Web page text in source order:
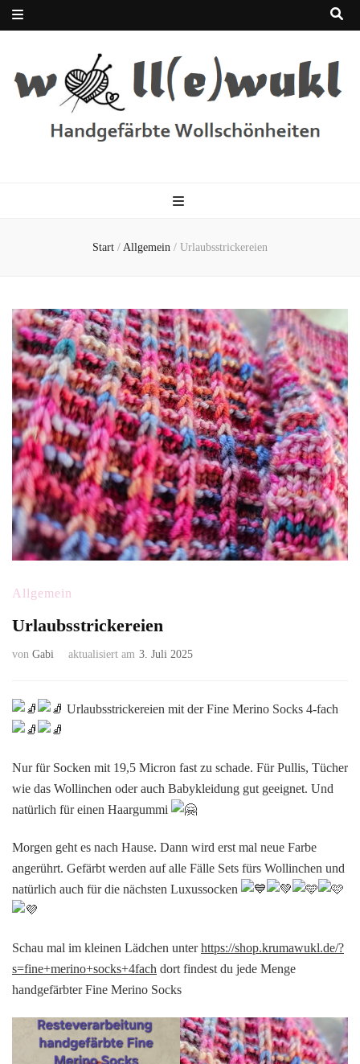
Start / Allgemein / Urlaubsstrickereien
Allgemein
Urlaubsstrickereien
von Gabi aktualisiert am 3. Juli 2025
Urlaubsstrickereien mit der Fine Merino Socks 4-fach
Nurfür Socken mit 19,5 Micron fast zu schade. Für Pullis, Tücher
wie das Wollinchen oder auch Babykleidung gut geeignet. Und
natürlich für einen Haargummi
Morgen geht es nach Hause. Dann wird erst mal neue Farbe
angerührt. Gefärbt werden auf alle Fälle Sets fürs Wollinchen und
natürlich auch für die nächsten Luxussocken
Schau mal im kleinen Lädchen unterhttps://shop.krumawukl.de/?
s=fine+merino+socks+4fach dort findest du jede Menge
handgefärbter Fine Merino Socks